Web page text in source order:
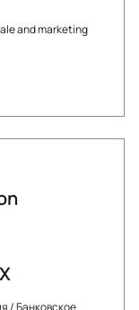
and marketing
/Банковское